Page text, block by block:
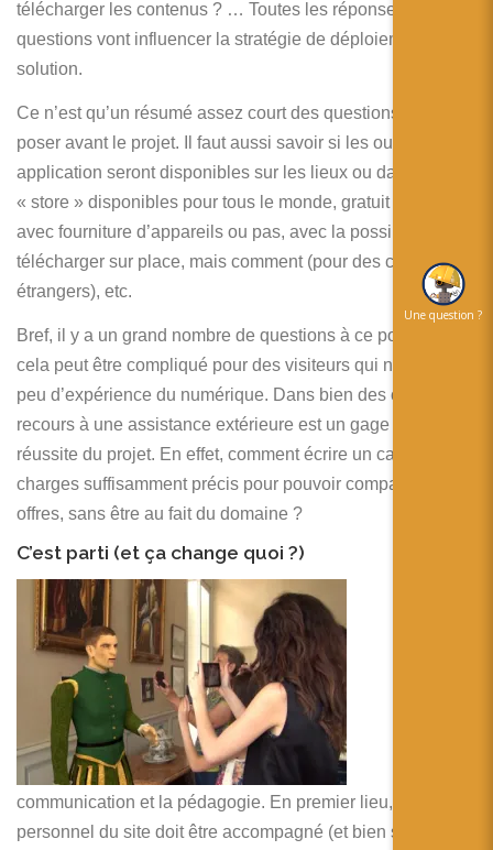
télécharger les contenus ? … Toutes les réponses à ces
questions vont influencer la stratégie de déploiement de la
solution.
Ce n’est qu’un résumé assez court des questions à ce
poser avant le projet. Il faut aussi savoir si les outils ou les
application seront disponibles sur les lieux ou dans les
« store » disponibles pour tous le monde, gratuit ou payant,
avec fourniture d’appareils ou pas, avec la possibilité de
télécharger sur place, mais comment (pour des clients
étrangers), etc.
Bref, il y a un grand nombre de questions à ce poser et
cela peut être compliqué pour des visiteurs qui n’ont que
peu d’expérience du numérique. Dans bien des cas, le
recours à une assistance extérieure est un gage de
réussite du projet. En effet, comment écrire un cahier des
charges suffisamment précis pour pouvoir comparer des
offres, sans être au fait du domaine ?
C’est parti (et ça change quoi ?)
communication et la pédagogie. En premier lieu, le
personnel du site doit être accompagné (et bien sur
Une question ?